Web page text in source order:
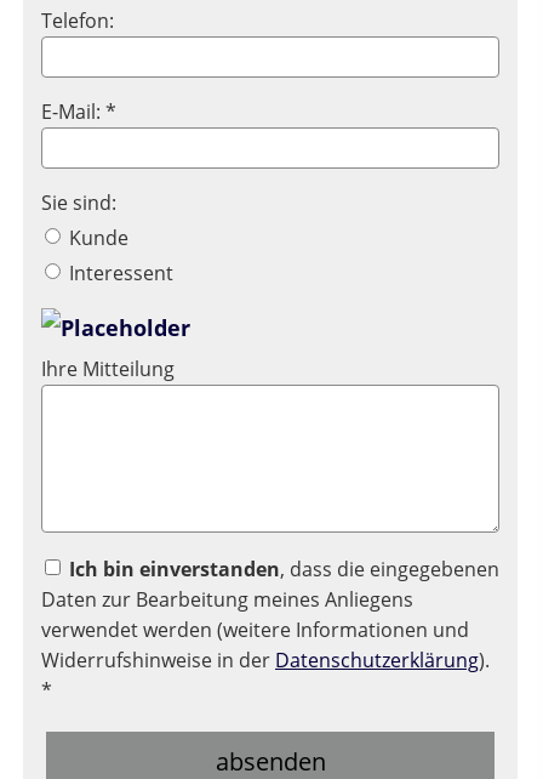
Telefon:
E-Mail: *
Sie sind:
Kunde
Interessent
Ihre Mitteilung
Ich bin einverstanden, dass die eingegebenen
Daten zur Bearbeitung meines Anliegens
verwendet werden (weitere Informationen und
Widerrufshinweise in der Datenschutzerklärung).
*
absenden